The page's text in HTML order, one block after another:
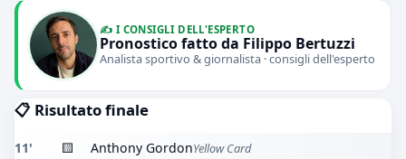
✍️ I CONSIGLI DELL'ESPERTO
Pronostico fatto da Filippo Bertuzzi
Analista sportivo & giornalista · consigli dell'esperto
📋 Risultato finale
11' 🟨 Anthony GordonYellow Card